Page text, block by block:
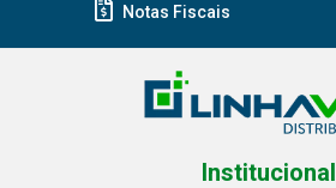
Notas Fiscais
Institucional